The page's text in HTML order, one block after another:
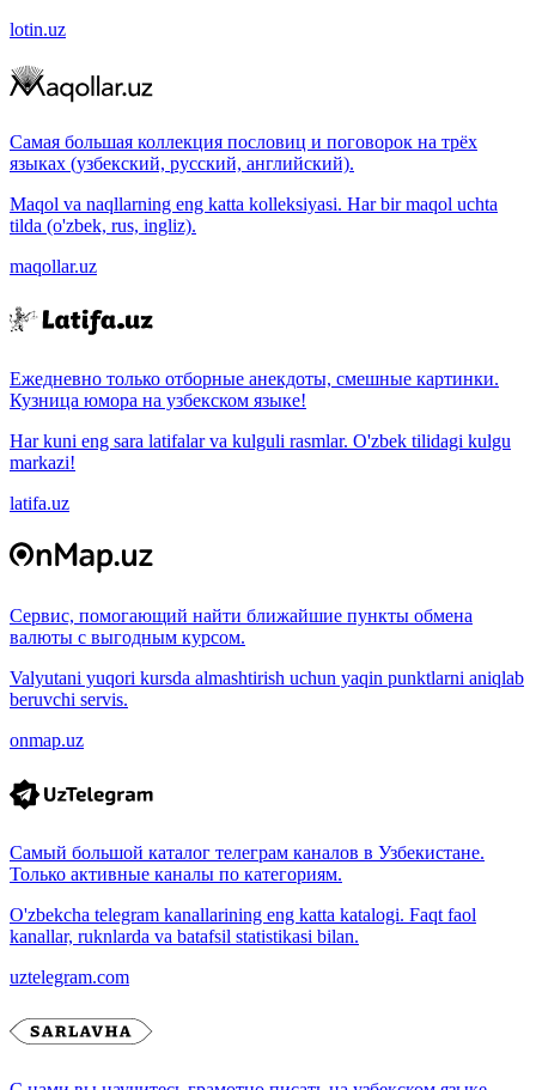
lotin.uz
Самая большая коллекция пословиц и поговорок на трёх
языках (узбекский, русский, английский).
Maqol va naqllarning eng katta kolleksiyasi. Har bir maqol uchta
tilda (o'zbek, rus, ingliz).
maqollar.uz
Ежедневно только отборные анекдоты, смешные картинки.
Кузница юмора на узбекском языке!
Har kuni eng sara latifalar va kulguli rasmlar. O'zbek tilidagi kulgu
markazi!
latifa.uz
Сервис, помогающий найти ближайшие пункты обмена
валюты с выгодным курсом.
Valyutani yuqori kursda almashtirish uchun yaqin punktlarni aniqlab
beruvchi servis.
onmap.uz
Самый большой каталог телеграм каналов в Узбекистане.
Только активные каналы по категориям.
O'zbekcha telegram kanallarining eng katta katalogi. Faqt faol
kanallar, ruknlarda va batafsil statistikasi bilan.
uztelegram.com